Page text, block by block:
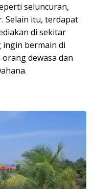
seluncuran,
Selain itu, terdapat
di sekitar
ingin bermain di
dewasa dan